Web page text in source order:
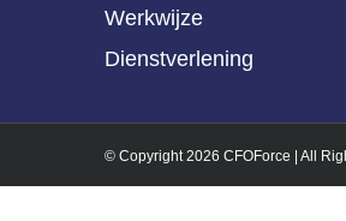
Werkwijze
Dienstverlening
© Copyright2026 CFOForce | All